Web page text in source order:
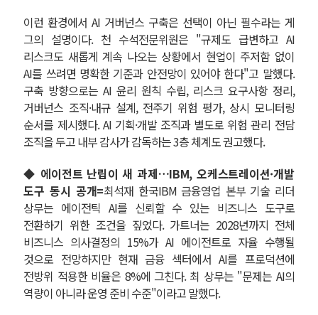
이런 환경에서 AI 거버넌스 구축은 선택이 아닌 필수라는 게
그의 설명이다. 천 수석전문위원은 "규제도 급변하고 AI
리스크도 새롭게 계속 나오는 상황에서 현업이 주저함 없이
AI를 쓰려면 명확한 기준과 안전망이 있어야 한다"고 말했다.
구축 방향으로는 AI 윤리 원칙 수립, 리스크 요구사항 정리,
거버넌스 조직·내규 설계, 전주기 위험 평가, 상시 모니터링
순서를 제시했다. AI 기획·개발 조직과 별도로 위험 관리 전담
조직을 두고 내부 감사가 감독하는 3층 체계도 권고했다.
◆ 에이전트 난립이 새 과제…IBM, 오케스트레이션·개발
도구 동시 공개=최석재 한국IBM 금융영업 본부 기술 리더
상무는 에이전틱 AI를 신뢰할 수 있는 비즈니스 도구로
전환하기 위한 조건을 짚었다. 가트너는 2028년까지 전체
비즈니스 의사결정의 15%가 AI 에이전트로 자율 수행될
것으로 전망하지만 현재 금융 섹터에서 AI를 프로덕션에
전방위 적용한 비율은 8%에 그친다. 최 상무는 "문제는 AI의
역량이 아니라 운영 준비 수준"이라고 말했다.